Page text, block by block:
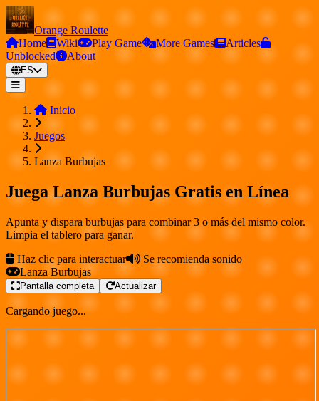
Orange Roulette
Home
Wiki Play Game More Games
Articles
Unblocked
About
ES
Inicio
Juegos
Lanza Burbujas
Juega Lanza Burbujas Gratis en Línea
Apunta y dispara burbujas para combinar 3 o más del mismo color.
Limpia el tablero para ganar.
Haz clic para interactuar
Se recomienda sonido
Lanza Burbujas
Pantalla completa Actualizar
Cargando juego...